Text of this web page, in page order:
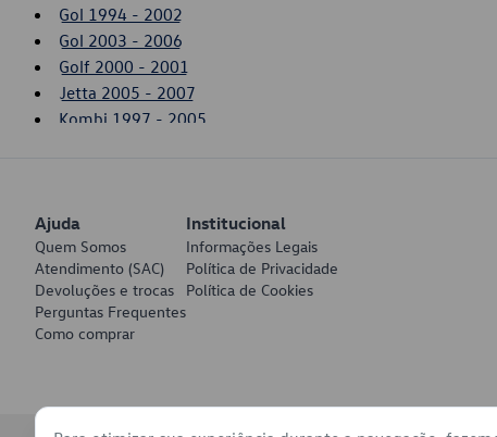
Gol 1994 - 2002
Gol 2003 - 2006
Golf 2000 - 2001
Jetta 2005 - 2007
Kombi 1997 - 2005
Polo 1997 - 2000
Santana 1984 - 2006
Saveiro 1994 - 2002
Saveiro 2003 - 2006
SpaceFox 2011 - 2014
Ajuda
Quem Somos
Atendimento (SAC)
Devoluções e trocas
Perguntas Frequentes
Como comprar
Institucional
Informações Legais
Política de Privacidade
Política de Cookies